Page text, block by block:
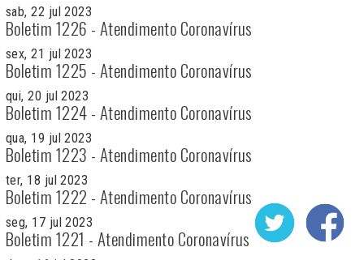
sab, 22 jul 2023
Boletim 1226 - Atendimento Coronavírus
sex, 21 jul 2023
Boletim 1225 - Atendimento Coronavírus
qui, 20 jul 2023
Boletim 1224 - Atendimento Coronavírus
qua, 19 jul 2023
Boletim 1223 - Atendimento Coronavírus
ter, 18 jul 2023
Boletim 1222 - Atendimento Coronavírus
seg, 17 jul 2023
Boletim 1221 - Atendimento Coronavírus